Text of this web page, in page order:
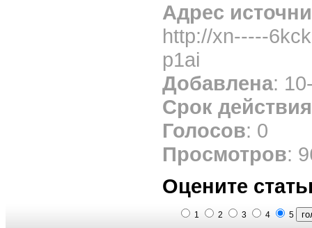
Адрес
http://xn-----
p1ai
Добавлена:
Срок действия
Голосов: 0
Просмотров:
Оцените
1 2 3 4 5